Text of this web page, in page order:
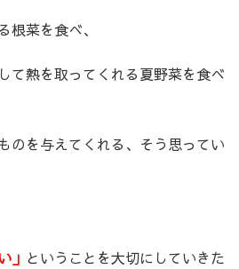
根菜を食べ、
て熱を取ってくれる夏野菜を食べ
のを与えてくれる、そう思ってい
」 ということを大切にしていきた